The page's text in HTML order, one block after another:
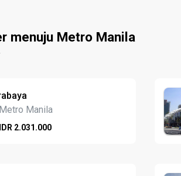
menuju Metro Manila
Manila
IDR 2.031.000